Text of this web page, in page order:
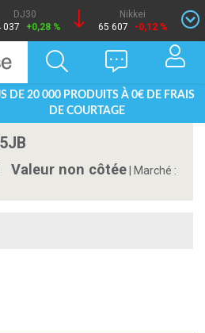
DJ30
037
+0,28 %
Nikkei
65 607
-0,12 %
DE 20 000 PRODUITS À 0€ DE FRAIS
DE COURTAGE
Valeur non côtée Marché :